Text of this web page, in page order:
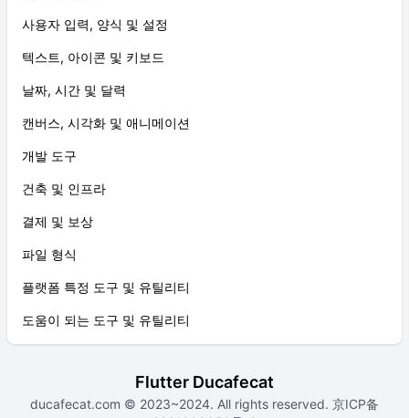
사용자 입력, 양식 및 설정
텍스트, 아이콘 및 키보드
날짜, 시간 및 달력
캔버스, 시각화 및 애니메이션
개발 도구
건축 및 인프라
결제 및 보상
파일 형식
플랫폼 특정 도구 및 유틸리티
도움이 되는 도구 및 유틸리티
Flutter Ducafecat
ducafecat.com © 2023~2024. All rights reserved. 京ICP备